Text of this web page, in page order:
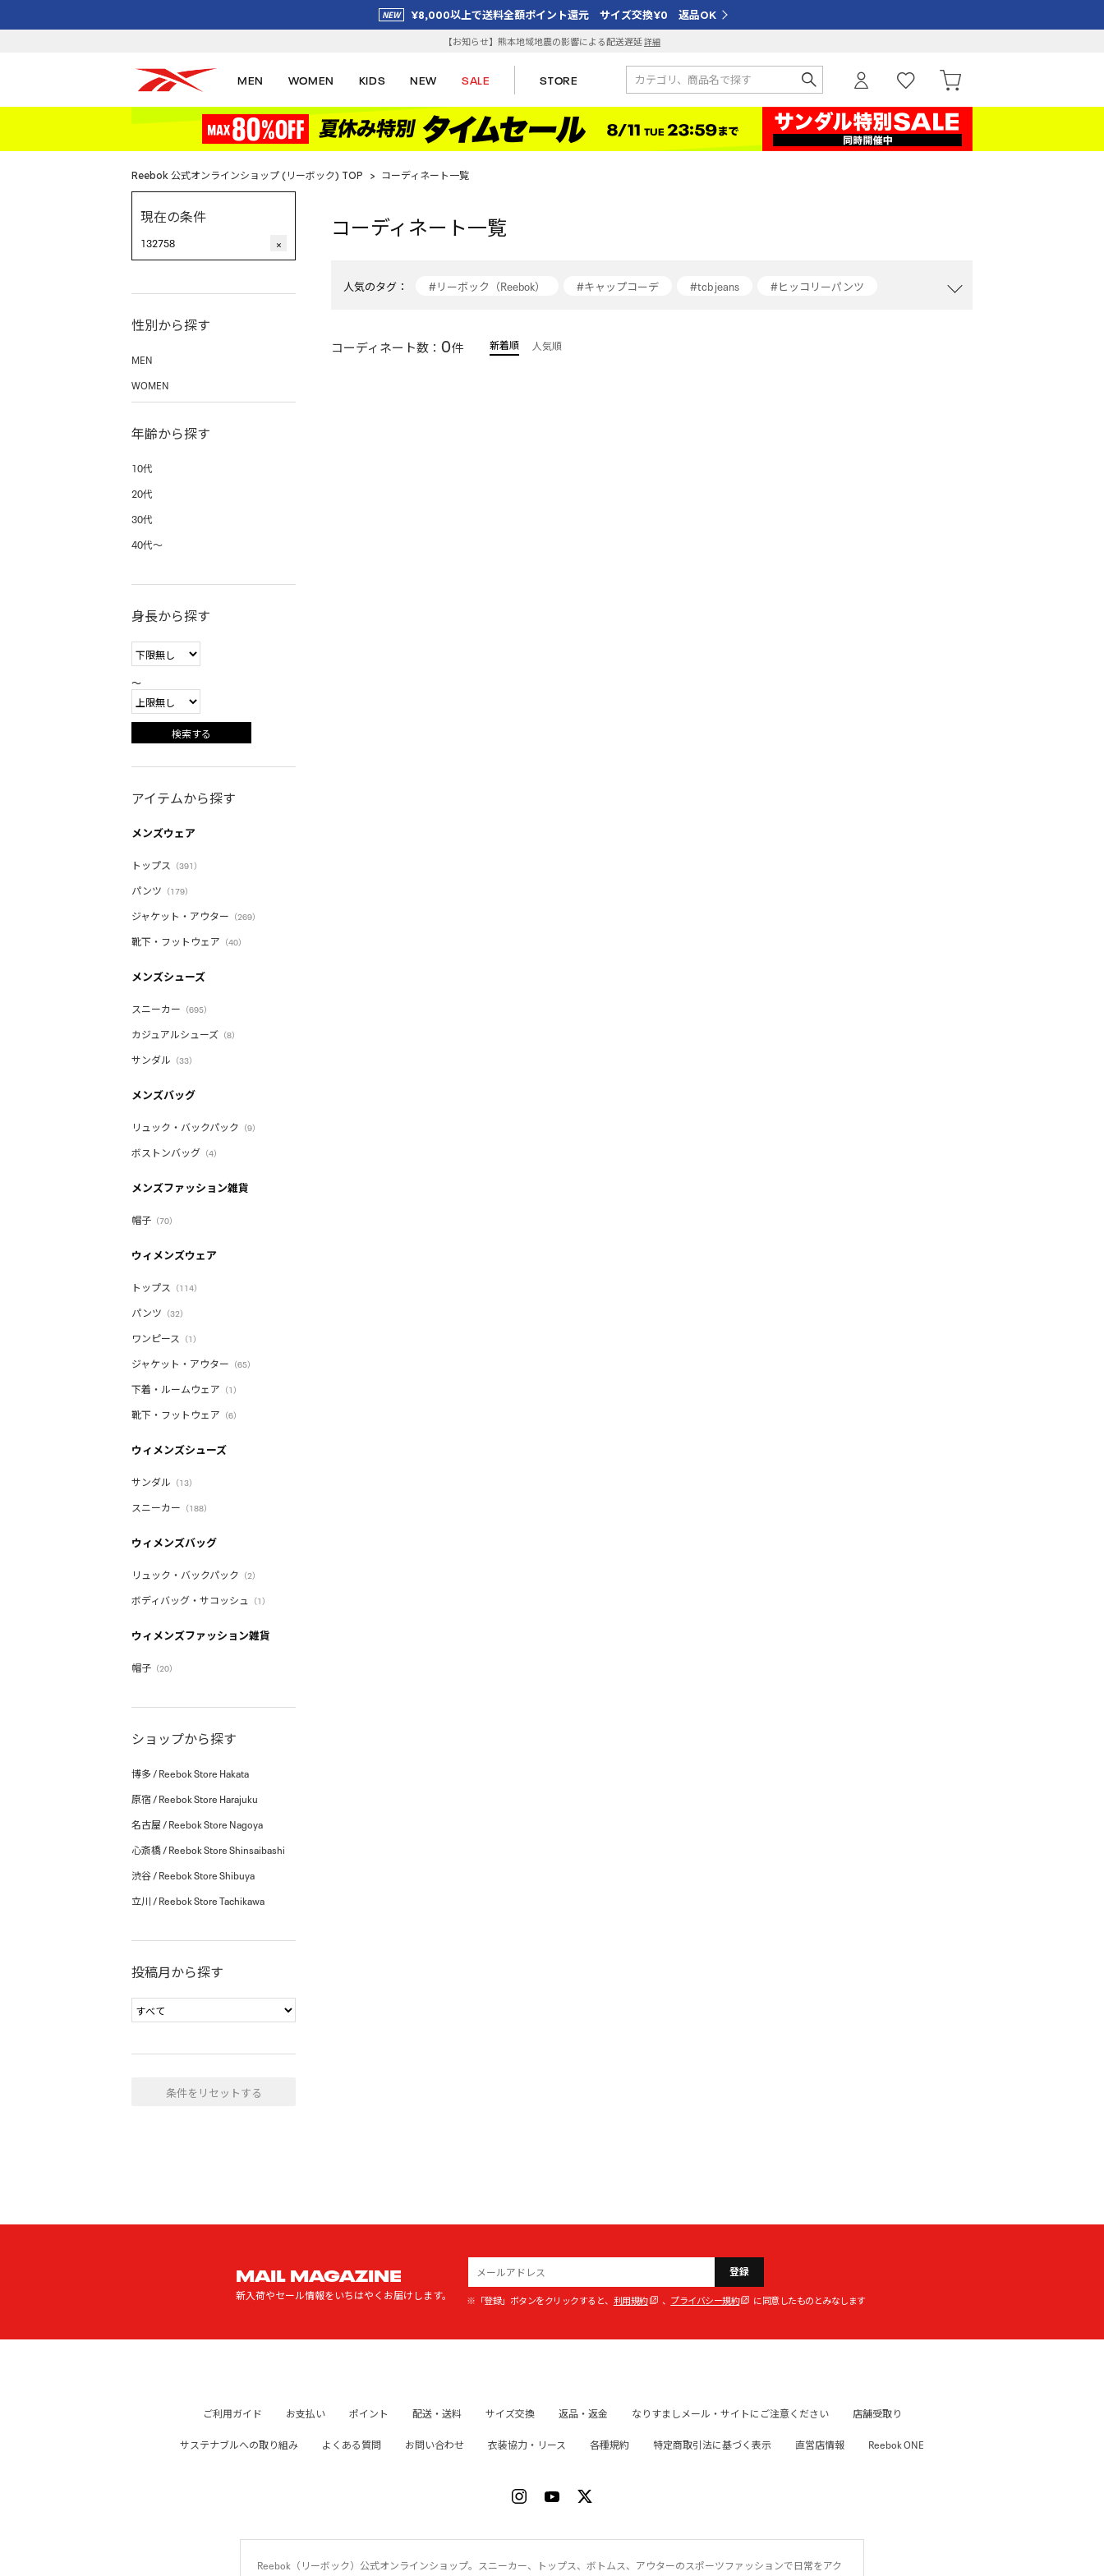
¥8,000以上で送料全額ポイント還元 サイズ交換¥0 返品OK
【お知らせ】熊本地域地震の影響による配送遅延詳細
MEN WOMEN KIDS NEW SALE STORE
Reebok 公式オンラインショップ (リーボック) TOP > コーディネート一覧
現在の条件
132758 ×
性別から探す
MEN
WOMEN
年齢から探す
10代
20代
30代
40代〜
身長から探す
〜
アイテムから探す
メンズウェア
トップス （391）
パンツ （179）
ジャケット・アウター （269）
靴下・フットウェア （40）
メンズシューズ
スニーカー （695）
カジュアルシューズ （8）
サンダル （33）
メンズバッグ
リュック・バックパック （9）
ボストンバッグ （4）
メンズファッション雑貨
帽子 （70）
ウィメンズウェア
トップス （114）
パンツ （32）
ワンピース （1）
ジャケット・アウター （65）
下着・ルームウェア （1）
靴下・フットウェア （6）
ウィメンズシューズ
サンダル （13）
スニーカー （188）
ウィメンズバッグ
リュック・バックパック （2）
ボディバッグ・サコッシュ （1）
ウィメンズファッション雑貨
帽子 （20）
ショップから探す
博多 / Reebok Store Hakata
原宿 / Reebok Store Harajuku
名古屋 / Reebok Store Nagoya
心斎橋 / Reebok Store Shinsaibashi
渋谷 / Reebok Store Shibuya
立川 / Reebok Store Tachikawa
投稿月から探す
条件をリセットする
コーディネート一覧
人気のタグ： #リーボック（Reebok） #キャップコーデ #tcb jeans
#ヒッコリーパンツ
コーディネート数： 0件 新着順 人気順
MAIL MAGAZINE
新入荷やセール情報をいちはやくお届けします。
登録
※「登録」ボタンをクリックすると、 利用規約 、 プライバシー規約 に同意したものとみなします
ご利用ガイド お支払い ポイント 配送・送料 サイズ交換 返品・返金 なりすましメール・サイトにご注意ください 店舗受取り
サステナブルへの取り組み よくある質問 お問い合わせ 衣装協力・リース 各種規約 特定商取引法に基づく表示 直営店情報 Reebok ONE
Reebok（リーボック）公式オンラインショップ。スニーカー、トップス、ボトムス、アウターのスポーツファッションで日常をアク